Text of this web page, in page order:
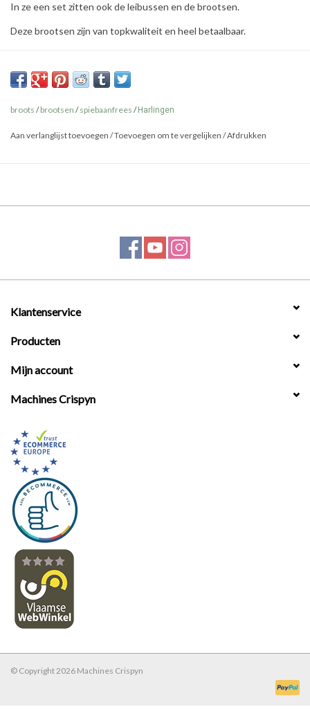
In ze een set zitten ook de leibussen en de brootsen.
Deze brootsen zijn van topkwaliteit en heel betaalbaar.
broots /brootsen /spiebaanfrees / Harlingen
Aan verlanglijst toevoegen /Toevoegen om te vergelijken /Afdrukken
Klantenservice
Producten
Mijn account
Machines Crispyn
© Copyright 2026 Machines Crispyn